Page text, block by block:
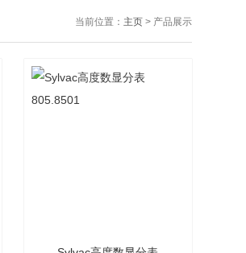
当前位置： 主页> 产品展示